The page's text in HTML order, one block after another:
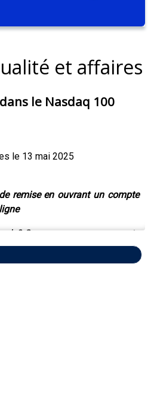
et affaires
le Nasdaq 100
le 13 mai 2025
remise en ouvrant un compte
Ouvrez un nouveau compte
y au moins 1000$, faites au
les 30 jours, et vous pourrez